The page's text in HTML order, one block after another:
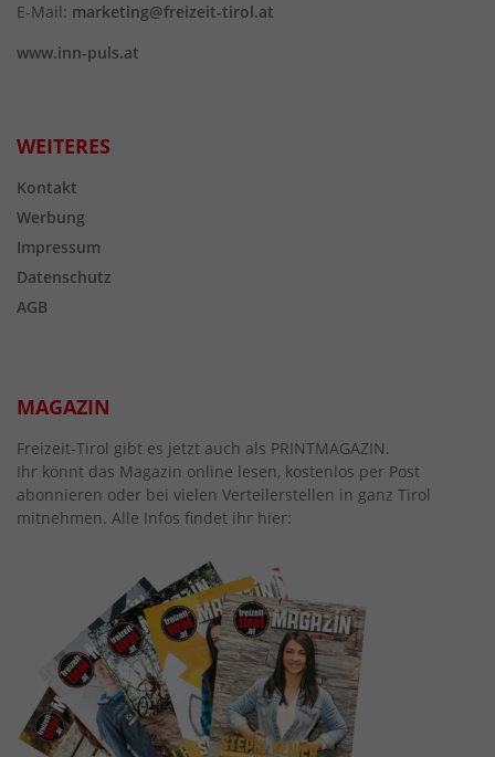
E-Mail: marketing@freizeit-tirol.at
www.inn-puls.at
WEITERES
Kontakt
Werbung
Impressum
Datenschutz
AGB
MAGAZIN
Freizeit-Tirol gibt es jetzt auch als PRINTMAGAZIN.
Ihr könnt das Magazin online lesen, kostenlos per Post
abonnieren oder bei vielen Verteilerstellen in ganz Tirol
mitnehmen. Alle Infos findet ihr hier: